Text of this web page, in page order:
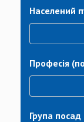
Населений
Професія
Група посад